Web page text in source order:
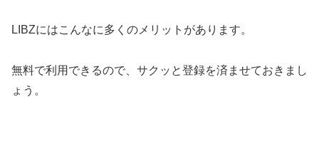
LIBZにはこんなに多くのメリットがあります。
無料で利用できるので、サクッと登録を済ませておきまし
ょう。